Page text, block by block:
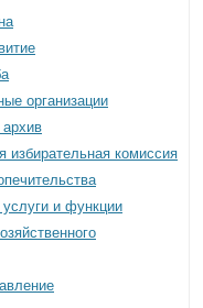
организации
избирательная комиссия
и функции